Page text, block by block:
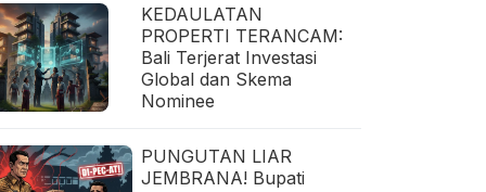
KEDAULATAN
PROPERTI TERANCAM:
Bali Terjerat Investasi
Global dan Skema
Nominee
PUNGUTAN LIAR
JEMBRANA! Bupati